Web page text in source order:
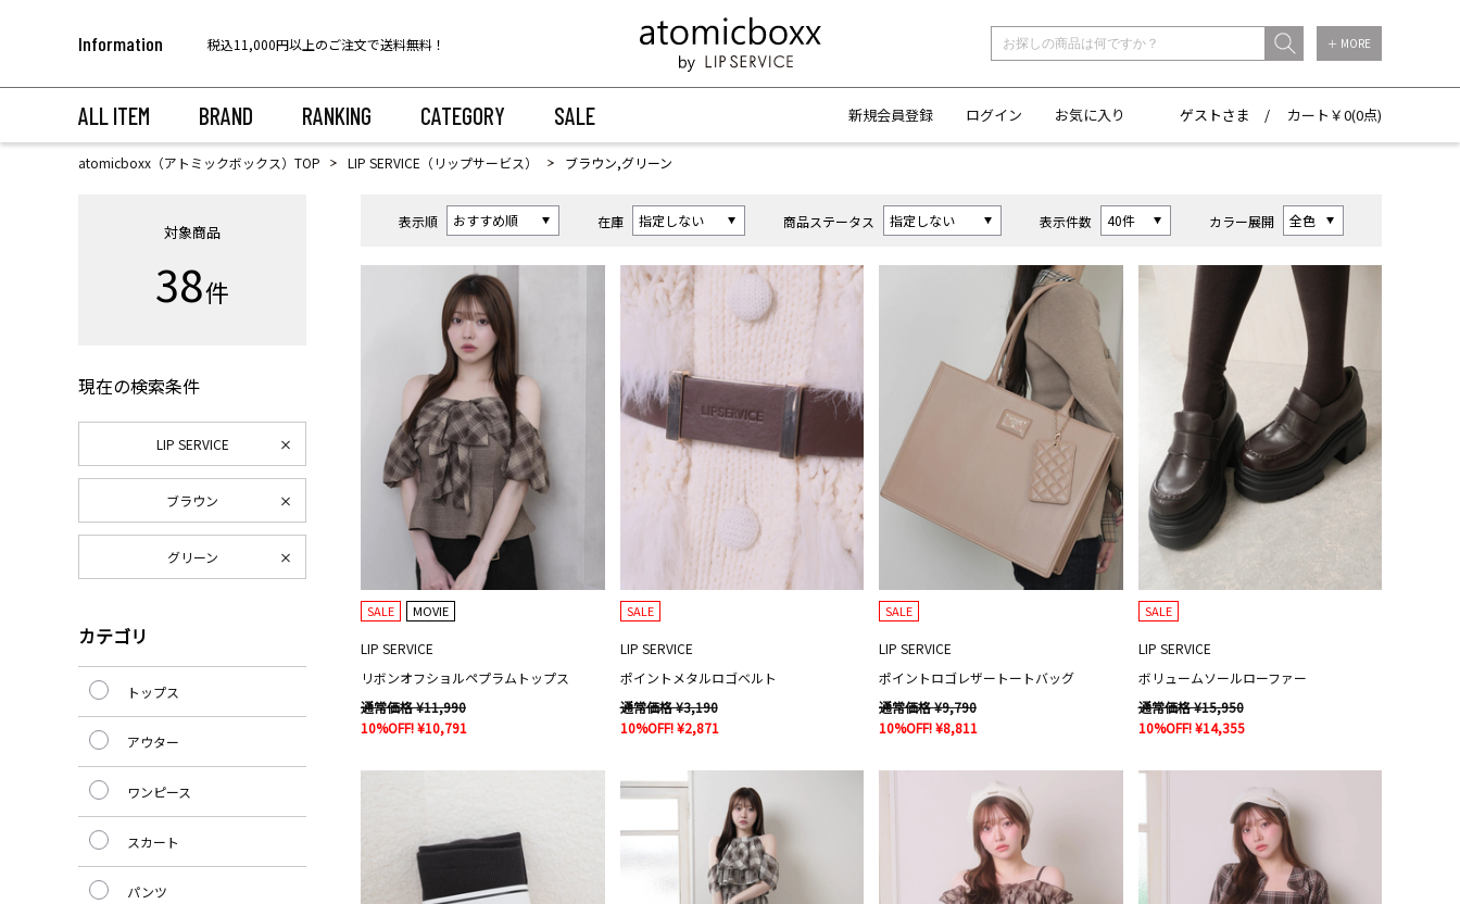
Information
税込11,000円以上のご注文で送料無料！
【重要】予約商品のお支払い方法（代金引換）変更に関するお知らせ
＋ MORE
ALL ITEM BRAND RANKING CATEGORY SALE 新規会員登録 ログイン お気に入り ゲストさま / カート￥0(0点)
atomicboxx（アトミックボックス）TOP LIP SERVICE（リップサービス） ブラウン,グリーン
表示順 在庫 商品ステータス 表示件数 カラー展開
SALE MOVIE
LIP SERVICE
リボンオフショルペプラムトップス
通常価格 ¥11,990
10%OFF! ¥10,791
SALE
LIP SERVICE
ポイントメタルロゴベルト
通常価格 ¥3,190
10%OFF! ¥2,871
SALE
LIP SERVICE
ポイントロゴレザートートバッグ
通常価格 ¥9,790
10%OFF! ¥8,811
SALE
LIP SERVICE
ボリュームソールローファー
通常価格 ¥15,950
10%OFF! ¥14,355
対象商品
38件
現在の検索条件
LIP SERVICE
ブラウン
グリーン
カテゴリ
トップス
アウター
ワンピース
スカート
パンツ